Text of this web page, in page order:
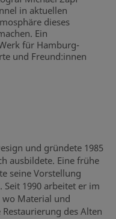
in aktuellen
dieses
Ein
für Hamburg-
und Freund:innen
und gründete 1985
ausbildete. Eine frühe
seine Vorstellung
1990 arbeitet er im
Material und
des Alten